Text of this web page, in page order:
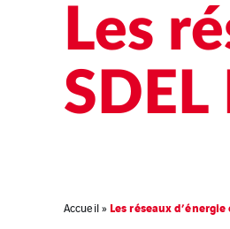
Les
SDEL
Accueil» Les réseaux